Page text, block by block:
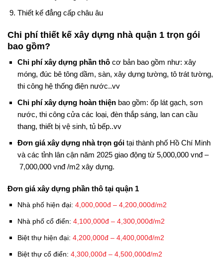
Thiết kế đẳng cấp châu âu
Chi phí thiết kế xây dựng nhà quận 1 trọn gói
bao gồm?
Chi phí xây dựng phần thôcơ bản bao gồm như: xây
móng, đúc bê tông dầm, sàn, xây dựng tường, tô trát tường,
thi công hệ thống điện nước..vv
Chi phí xây dựng hoàn thiệnbao gồm: ốp lát gạch, sơn
nước, thi công cửa các loại, đèn thắp sáng, lan can cầu
thang, thiết bị vệ sinh, tủ bếp..vv
Đơn giá xây dựng nhà trọn góitại thành phố Hồ Chí Minh
và các tỉnh lân cận năm 2025 giao động từ 5,000,000 vnđ –
7,000,000 vnđ /m2 xây dựng.
Đơn giá xây dựng phần thô tại quận 1
Nhà phố hiện đại: 4,000,000đ – 4,200,000đ/m2
Nhà phố cổ điển: 4,100,000đ – 4,300,000đ/m2
Biệt thự hiện đại: 4,200,000đ – 4,400,000đ/m2
Biệt thự cổ điển: 4,300,000đ – 4,500,000đ/m2